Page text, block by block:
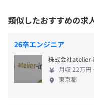
対策内容：屋内禁煙
仙台市営地下鉄東西
仙台市営地下鉄南北
雇用形態により異なりま
研修の有無及び内容
・新入社員（ビジネス
OJT）
・中堅社員（技術研修
モノ、カネ等資源を有効
務アプリケーション
レビ局向けシステム
オンデマンドバス配車アプリ ■組込フ
（使用言語：C,
ステム開発 2.駅務機
(Automatic Fare
類似したおすすめの求
26卒エンジニア
株式会社
月収 22万円
東京都